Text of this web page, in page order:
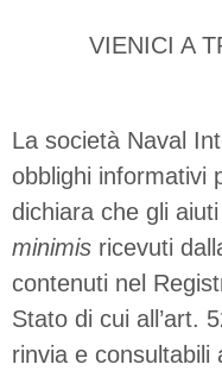
VIENICI A
La società Naval
obblighi informativi
dichiara che gli
minimis ricevuti
contenuti nel
Stato di cui all’art.
rinvia e consultabili